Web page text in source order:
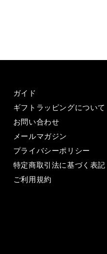
ガイド
ギフトラッピングについて
お問い合わせ
メールマガジン
プライバシーポリシー
特定商取引法に基づく表記
ご利用規約